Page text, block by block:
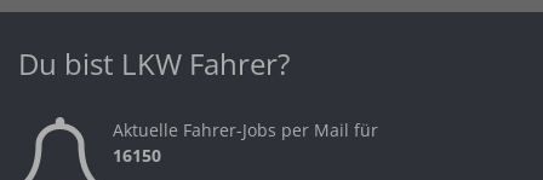
Du bist LKW Fahrer?
Aktuelle Fahrer-Jobs per Mail für
16150